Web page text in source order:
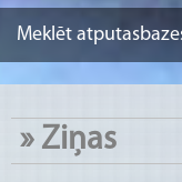
» Ziņas